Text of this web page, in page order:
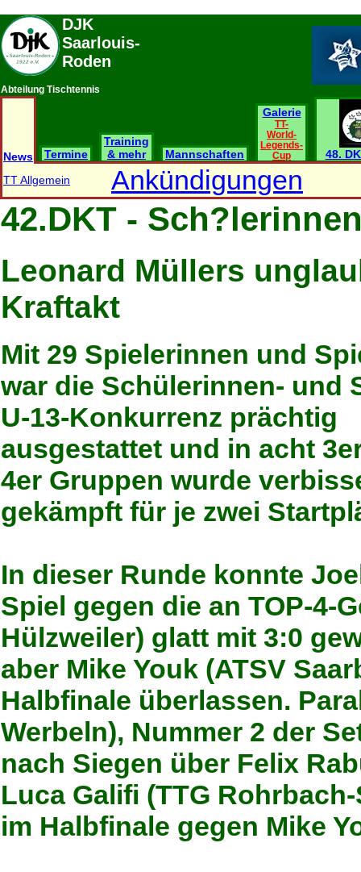
DJK
Saarlouis-
Roden
Abteilung Tischtennis
News Termine
Training
& mehr
Mannschaften
Galerie
TT-
World-
Legends-
Cup
48.
TT Allgemein
Ankündigungen
42.DKT -
Leonard Müllers
Kraftakt
Mit 29 Spielerinnen und
war die Schülerinnen- und
U-13-Konkurrenz prächtig
ausgestattet und in acht
4er Gruppen wurde
gekämpft für je zwei
In dieser Runde konnte
Spiel gegen die an TOP-4-
Hülzweiler) glatt mit 3:0
aber Mike Youk (ATSV
Halbfinale überlassen.
Werbeln), Nummer 2 der
nach Siegen über Felix
Luca Galifi (TTG
im Halbfinale gegen Mike